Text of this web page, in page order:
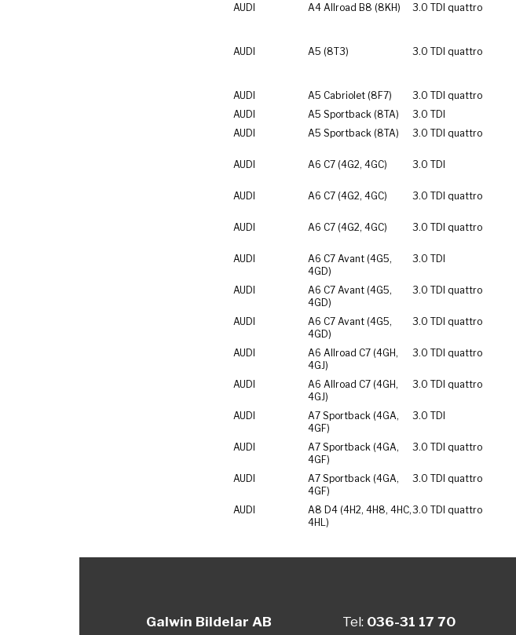
AUDI
A4 Allroad B8 (8KH) 3.0 TDI quattro
AUDI
A5 (8T3) 3.0 TDI quattro
AUDI
A5 Cabriolet (8F7) 3.0 TDI quattro
AUDI
A5 Sportback (8TA) 3.0 TDI
AUDI
A5 Sportback (8TA) 3.0 TDI quattro
AUDI A6 C7 (4G2, 4GC) 3.0 TDI
AUDI
A6 C7 (4G2, 4GC) 3.0 TDI quattro
AUDI
A6 C7 (4G2, 4GC) 3.0 TDI quattro
AUDI
A6 C7 Avant (4G5,
4GD)
3.0 TDI
AUDI
A6 C7 Avant (4G5,
4GD)
3.0 TDI quattro
AUDI
A6 C7 Avant (4G5,
4GD)
3.0 TDI quattro
AUDI
A6 Allroad C7 (4GH,
4GJ)
3.0 TDI quattro
AUDI
A6 Allroad C7 (4GH,
4GJ)
3.0 TDI quattro
AUDI
A7 Sportback (4GA,
4GF)
3.0 TDI
AUDI
A7 Sportback (4GA,
4GF)
3.0 TDI quattro
AUDI
A7 Sportback (4GA,
4GF)
3.0 TDI quattro
AUDI
A8 D4 (4H2, 4H8, 4HC,
4HL)
3.0 TDI quattro
Galwin Bildelar AB
Tel: 036-31 17 70